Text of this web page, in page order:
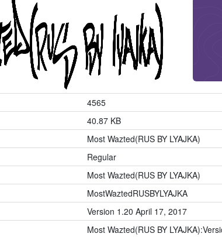
4565
40.87 KB
Most Wazted(RUS BY LYAJKA)
Regular
Most Wazted(RUS BY LYAJKA)
MostWaztedRUSBYLYAJKA
Version 1.20 April 17, 2017
Most Wazted(RUS BY